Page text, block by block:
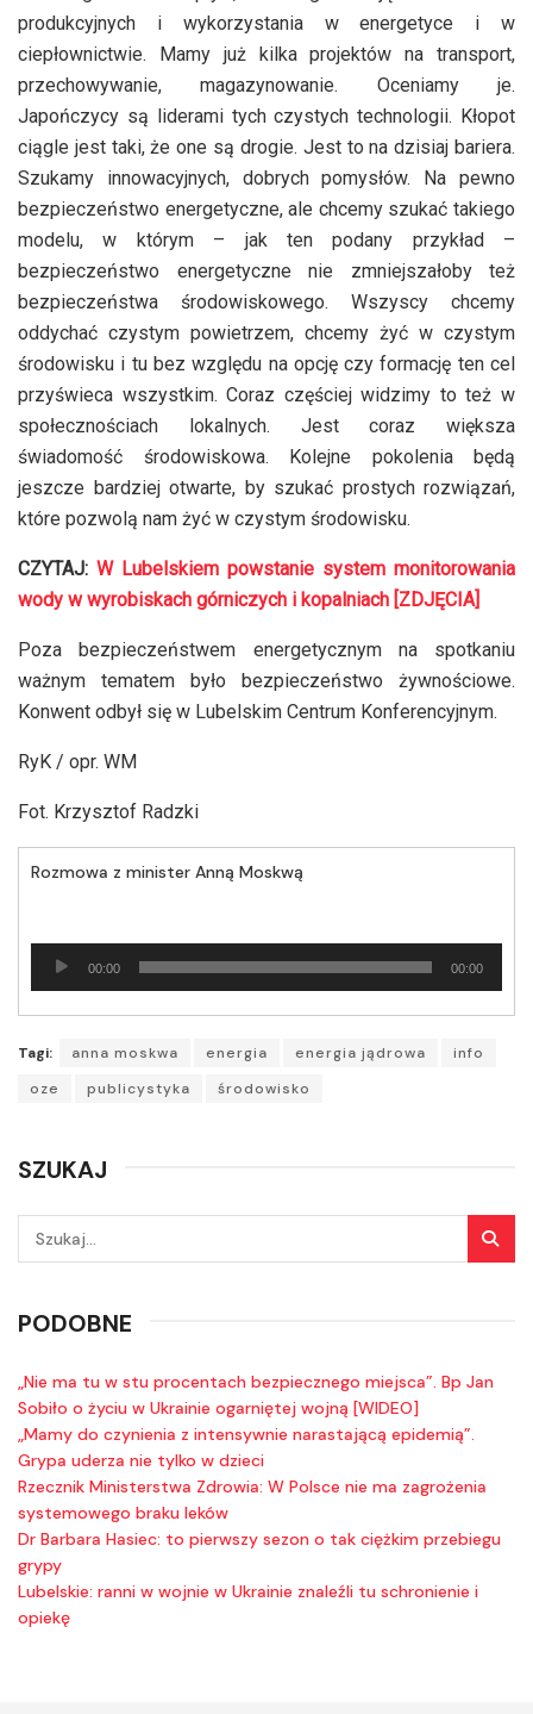
produkcyjnych i wykorzystania w energetyce i w
ciepłownictwie. Mamy już kilka projektów na transport,
przechowywanie, magazynowanie. Oceniamy je.
Japończycy są liderami tych czystych technologii. Kłopot
ciągle jest taki, że one są drogie. Jest to na dzisiaj bariera.
Szukamy innowacyjnych, dobrych pomysłów. Na pewno
bezpieczeństwo energetyczne, ale chcemy szukać takiego
modelu, w którym – jak ten podany przykład –
bezpieczeństwo energetyczne nie zmniejszałoby też
bezpieczeństwa środowiskowego. Wszyscy chcemy
oddychać czystym powietrzem, chcemy żyć w czystym
środowisku i tu bez względu na opcję czy formację ten cel
przyświeca wszystkim. Coraz częściej widzimy to też w
społecznościach lokalnych. Jest coraz większa
świadomość środowiskowa. Kolejne pokolenia będą
jeszcze bardziej otwarte, by szukać prostych rozwiązań,
które pozwolą nam żyć w czystym środowisku.
CZYTAJ: W Lubelskiem powstanie system monitorowania
wody w wyrobiskach górniczych i kopalniach [ZDJĘCIA]
Poza bezpieczeństwem energetycznym na spotkaniu
ważnym tematem było bezpieczeństwo żywnościowe.
Konwent odbył się w Lubelskim Centrum Konferencyjnym.
RyK / opr. WM
Fot. Krzysztof Radzki
Rozmowa z minister Anną Moskwą
Odtwarzacz
plików
00:00 00:00
Tagi: anna moskwa energia energia jądrowa
info
oze
publicystyka środowisko
SZUKAJ
PODOBNE
„Nie ma tu w stu procentach bezpiecznego miejsca”. Bp Jan
Sobiło o życiu w Ukrainie ogarniętej wojną [WIDEO]
„Mamy do czynienia z intensywnie narastającą epidemią”.
Grypa uderza nie tylko w dzieci
Rzecznik Ministerstwa Zdrowia: W Polsce nie ma zagrożenia
systemowego braku leków
Dr Barbara Hasiec: to pierwszy sezon o tak ciężkim przebiegu
grypy
Lubelskie: ranni w wojnie w Ukrainie znaleźli tu schronienie i
opiekę